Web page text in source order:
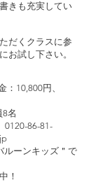
きも充実してい
だくクラスに参
お試し下さい。
：10,800円、
名
86-81-
ルーンキッズ＂で
！